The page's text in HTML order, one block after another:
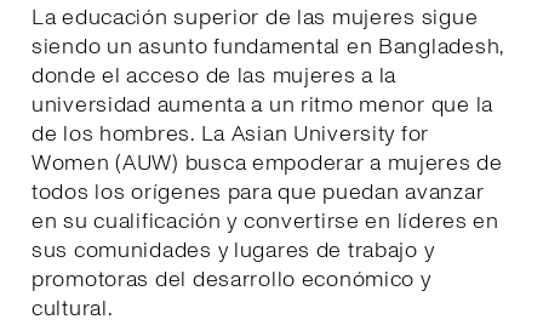
La educación superior de las mujeres sigue
siendo un asunto fundamental en Bangladesh,
donde el acceso de las mujeres a la
universidad aumenta a un ritmo menor que la
de los hombres. La Asian University for
Women (AUW) busca empoderar a mujeres de
todos los orígenes para que puedan avanzar
en su cualificación y convertirse en líderes en
sus comunidades y lugares de trabajo y
promotoras del desarrollo económico y
cultural.